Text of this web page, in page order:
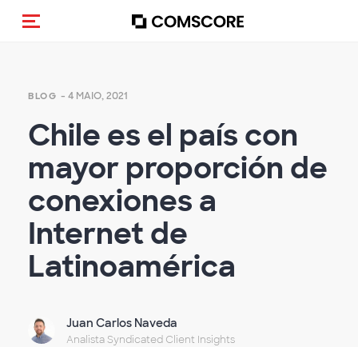
Alternar navegação
BLOG - 4 MAIO, 2021
Chile es el país con
mayor proporción de
conexiones a
Internet de
Latinoamérica
Juan Carlos Naveda
Analista Syndicated Client Insights